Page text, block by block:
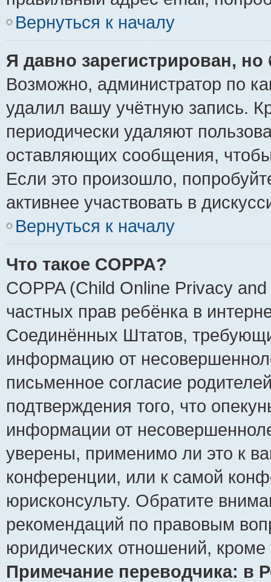
Вернуться к началу
Я давно зарегистрирован,
Возможно, администратор по
удалил вашу учётную запись.
периодически удаляют
оставляющих сообщения,
Если это произошло,
активнее участвовать в
Вернуться к началу
Что такое COPPA?
COPPA (Child Online Privacy
частных прав ребёнка в
Соединённых Штатов,
информацию от
письменное согласие
подтверждения того, что
информации от
уверены, применимо ли это к
конференции, или к самой
юрисконсульту. Обратите
рекомендаций по правовым
юридических отношений,
Примечание переводчика: в